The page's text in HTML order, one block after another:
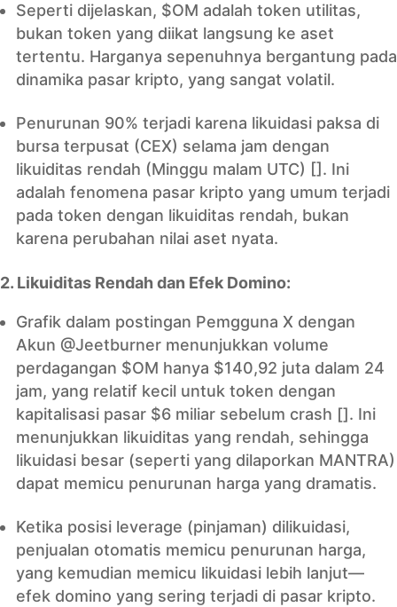
Seperti dijelaskan, $OM adalah token utilitas,
bukan token yang diikat langsung ke aset
tertentu. Harganya sepenuhnya bergantung pada
dinamika pasar kripto, yang sangat volatil.
Penurunan 90% terjadi karena likuidasi paksa di
bursa terpusat (CEX) selama jam dengan
likuiditas rendah (Minggu malam UTC) []. Ini
adalah fenomena pasar kripto yang umum terjadi
pada token dengan likuiditas rendah, bukan
karena perubahan nilai aset nyata.
2. Likuiditas Rendah dan Efek Domino:
Grafik dalam postingan Pemgguna X dengan
Akun @Jeetburner menunjukkan volume
perdagangan $OM hanya $140,92 juta dalam 24
jam, yang relatif kecil untuk token dengan
kapitalisasi pasar $6 miliar sebelum crash []. Ini
menunjukkan likuiditas yang rendah, sehingga
likuidasi besar (seperti yang dilaporkan MANTRA)
dapat memicu penurunan harga yang dramatis.
Ketika posisi leverage (pinjaman) dilikuidasi,
penjualan otomatis memicu penurunan harga,
yang kemudian memicu likuidasi lebih lanjut—
efek domino yang sering terjadi di pasar kripto.